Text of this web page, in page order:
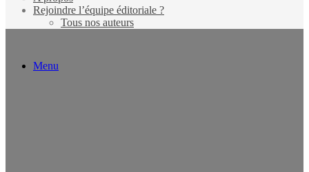
Rejoindre l’équipe éditoriale ?
Tous nos auteurs
Menu